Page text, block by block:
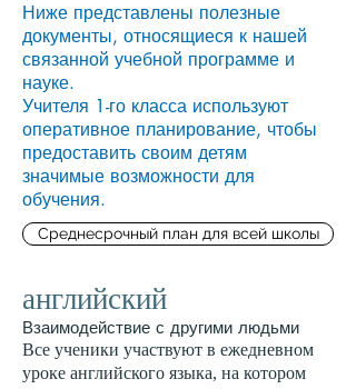
Ниже представлены полезные
документы, относящиеся к нашей
связанной учебной программе и
науке.
Учителя 1-го класса используют
оперативное планирование, чтобы
предоставить своим детям
значимые возможности для
обучения.
Среднесрочный план для всей школы
английский
Взаимодействие с другими людьми
Все ученики участвуют в ежедневном
уроке английского языка, на котором